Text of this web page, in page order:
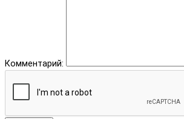
Комментарий: